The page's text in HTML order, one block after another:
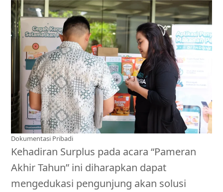
Dokumentasi Pribadi
Kehadiran Surplus pada acara “Pameran
Akhir Tahun” ini diharapkan dapat
mengedukasi pengunjung akan solusi